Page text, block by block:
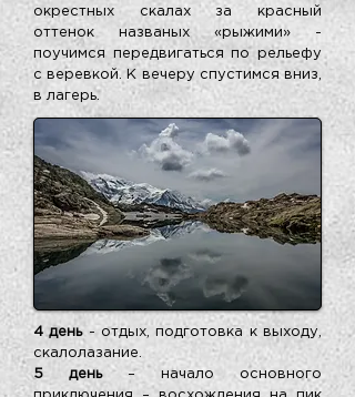
окрестных скалах за красный
оттенок названых «рыжими» -
поучимся передвигаться по рельефу
с веревкой. К вечеру спустимся вниз,
в лагерь.
4 день- отдых, подготовка к выходу,
скалолазание.
5 день– начало основного